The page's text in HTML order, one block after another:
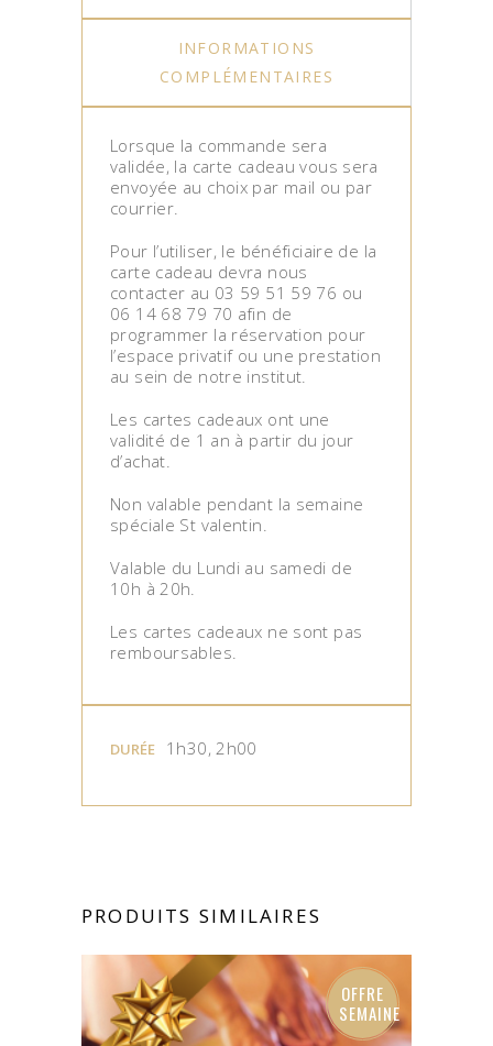
INFORMATIONS
COMPLÉMENTAIRES
Lorsque la commande sera
validée, la carte cadeau vous sera
envoyée au choix par mail ou par
courrier.
Pour l’utiliser, le bénéficiaire de la
carte cadeau devra nous
contacter au 03 59 51 59 76 ou
06 14 68 79 70 afin de
programmer la réservation pour
l’espace privatif ou une prestation
au sein de notre institut.
Les cartes cadeaux ont une
validité de 1 an à partir du jour
d’achat.
Non valable pendant la semaine
spéciale St valentin.
Valable du Lundi au samedi de
10h à 20h.
Les cartes cadeaux ne sont pas
remboursables.
DURÉE 1h30, 2h00
PRODUITS SIMILAIRES
OFFRE
SEMAINE